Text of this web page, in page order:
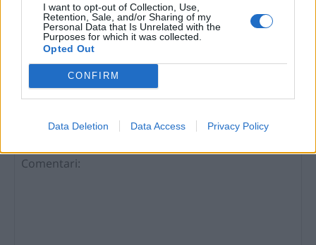
I want to opt-out of Collection, Use,
Retention, Sale, and/or Sharing of my
Personal Data that Is Unrelated with the
Purposes for which it was collected.
Opted Out
CONFIRM
Data Deletion Data Access Privacy Policy
Les arts de la Tortosa del segle XVI seran el
fil conductor de la 29a Festa del
Renaixement
DEIXA UNA RESPOSTA